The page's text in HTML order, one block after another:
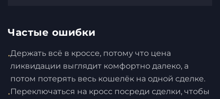
Частые ошибки
•Держать всё в кроссе, потому что цена
ликвидации выглядит комфортно далеко, а
потом потерять весь кошелёк на одной сделке.
•Переключаться на кросс посреди сделки, чтобы